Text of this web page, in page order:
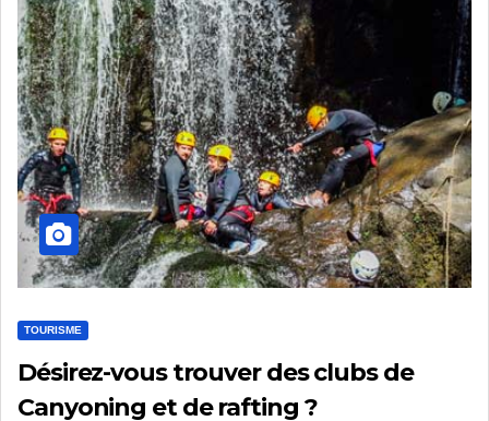
TOURISME
Désirez-vous trouver des clubs de
Canyoning et de rafting ?